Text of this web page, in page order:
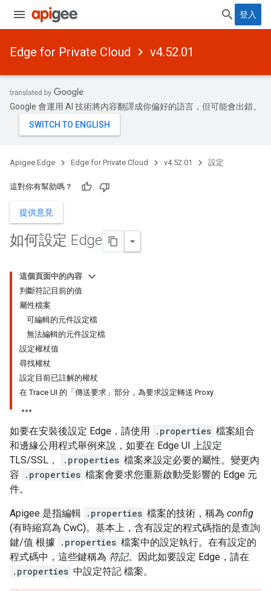
登入
Edge for Private Cloud v4.52.01
Google 會運用 AI 技術將內容翻譯成你偏好的語言，但可能會出錯。
Apigee Edge Edge for Private Cloud v4.52.01 設定
這對你有幫助嗎？
提供意見
如何設定 Edge
這個頁面中的內容
判斷符記目前的值
屬性檔案
可編輯的元件設定檔
無法編輯的元件設定檔
設定權杖值
尋找權杖
設定目前已註解的權杖
在 Trace UI 的「傳送要求」部分，為要求設定轉送 Proxy
如要在安裝後設定 Edge，請使用 .properties 檔案組合
和邊緣公用程式舉例來說，如要在 Edge UI 上設定
TLS/SSL，
.properties 檔案來設定必要的屬性。變更內
容
.properties 檔案會要求您重新啟動受影響的 Edge 元
件。
Apigee 是指編輯 .properties 檔案的技術，稱為 config
(有時縮寫為 CwC)。基本上，含有設定的程式碼指的是查詢
鍵/值 根據
.properties 檔案中的設定執行。在有設定的
程式碼中，這些鍵稱為 符記。因此如要設定 Edge，請在
.properties 中設定符記 檔案。